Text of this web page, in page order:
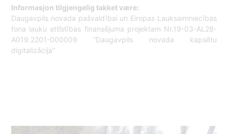
Informasjon tilgjengelig takket være:
Daugavpils novada pašvaldībai un Eiropas Lauksaimniecības
fona lauku attīstības finansējuma projektam Nr.19-03-AL28-
A019.2201-000009 “Daugavpils novada kapsētu
digitalizācija”